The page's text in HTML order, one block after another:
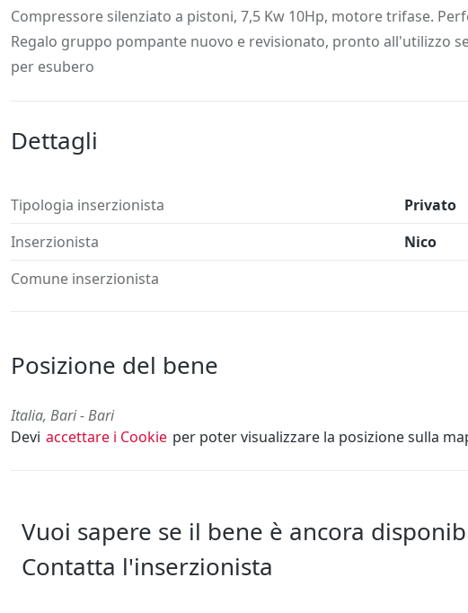
Compressore silenziato a pistoni, 7,5 Kw 10Hp, motore trifase.
Regalo gruppo pompante nuovo e revisionato, pronto all'utilizzo
per esubero
Dettagli
Tipologia inserzionista
Privato
Inserzionista
Nico
Comune inserzionista
Posizione del bene
Italia, Bari - Bari
Devi accettare i Cookie per poter visualizzare la posizione sulla
Vuoi sapere se il bene è ancora
Contatta l'inserzionista